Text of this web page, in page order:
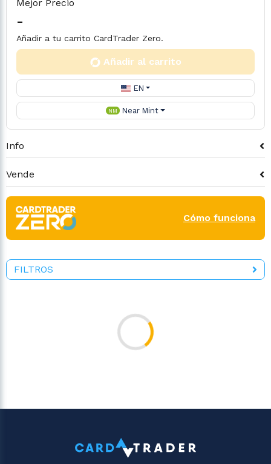
Mejor Precio
-
Añadir a tu carrito CardTrader Zero.
Añadir al carrito
EN
NM Near Mint
Info
Vende
Cómo funciona
FILTROS